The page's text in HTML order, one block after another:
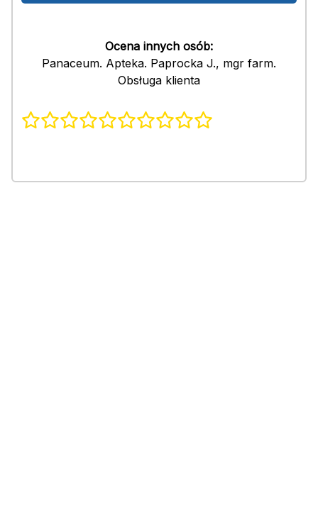
Ocena innych osób:
Panaceum. Apteka. Paprocka J., mgr farm.
Obsługa klienta